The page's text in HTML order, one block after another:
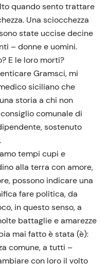
quando sento trattare
Una sciocchezza
state uccise decine
– donne e uomini.
E le loro morti?
Gramsci, mi
siciliano che
storia a chi non
comunale di
sostenuto
tempi cupi e
alla terra con amore,
possono indicare una
fare politica, da
in questo senso, a
battaglie e amarezze
mai fatto è stata (è):
comune, a tutti –
con loro il volto